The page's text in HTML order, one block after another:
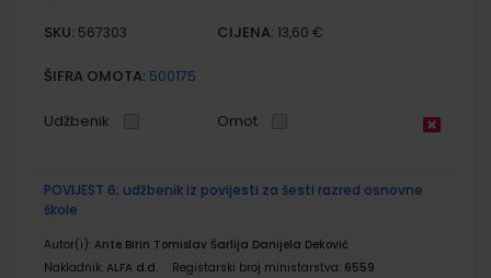
SKU: 567303 CIJENA: 13,60 €
ŠIFRA OMOTA: 500175
Udžbenik Omot
POVIJEST 6; udžbenik iz povijesti za šesti razred osnovne
škole
Autor(i): Ante Birin Tomislav Šarlija Danijela Deković
Nakladnik: ALFA d.d. Registarski broj ministarstva: 6559